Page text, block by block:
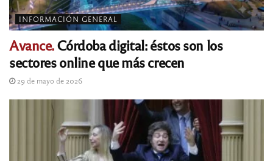
INFORMACIÓN GENERAL
Avance.Córdoba digital: éstos son los
sectores online que más crecen
29 de mayo de 2026